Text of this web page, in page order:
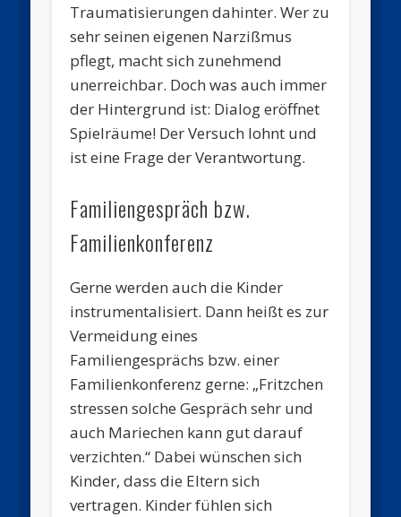
Traumatisierungen dahinter. Wer zu
sehr seinen eigenen Narzißmus
pflegt, macht sich zunehmend
unerreichbar. Doch was auch immer
der Hintergrund ist: Dialog eröffnet
Spielräume! Der Versuch lohnt und
ist eine Frage der Verantwortung.
Familiengespräch bzw.
Familienkonferenz
Gerne werden auch die Kinder
instrumentalisiert. Dann heißt es zur
Vermeidung eines
Familiengesprächs bzw. einer
Familienkonferenz gerne: „Fritzchen
stressen solche Gespräch sehr und
auch Mariechen kann gut darauf
verzichten.“ Dabei wünschen sich
Kinder, dass die Eltern sich
vertragen. Kinder fühlen sich